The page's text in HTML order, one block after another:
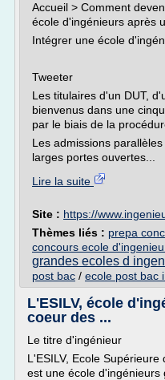
Accueil > Comment
école d'ingénieurs après
Intégrer une école
Tweeter
Les titulaires d'un DUT,
bienvenus dans une
par le biais de la
Les admissions
larges portes ouvertes...
Lire la suite
Site : https://
Thèmes liés : prepa
concours ecole
grandes ecoles d
post bac / ecole post bac
L'ESILV, école
coeur des ...
Le titre d'ingénieur
L'ESILV, Ecole
est une école